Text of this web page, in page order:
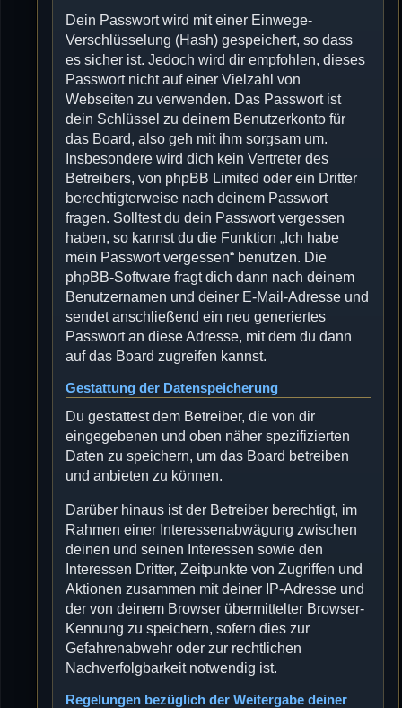
Dein Passwort wird mit einer Einwege-
Verschlüsselung (Hash) gespeichert, so dass
es sicher ist. Jedoch wird dir empfohlen, dieses
Passwort nicht auf einer Vielzahl von
Webseiten zu verwenden. Das Passwort ist
dein Schlüssel zu deinem Benutzerkonto für
das Board, also geh mit ihm sorgsam um.
Insbesondere wird dich kein Vertreter des
Betreibers, von phpBB Limited oder ein Dritter
berechtigterweise nach deinem Passwort
fragen. Solltest du dein Passwort vergessen
haben, so kannst du die Funktion „Ich habe
mein Passwort vergessen“ benutzen. Die
phpBB-Software fragt dich dann nach deinem
Benutzernamen und deiner E-Mail-Adresse und
sendet anschließend ein neu generiertes
Passwort an diese Adresse, mit dem du dann
auf das Board zugreifen kannst.
Gestattung der Datenspeicherung
Du gestattest dem Betreiber, die von dir
eingegebenen und oben näher spezifizierten
Daten zu speichern, um das Board betreiben
und anbieten zu können.
Darüber hinaus ist der Betreiber berechtigt, im
Rahmen einer Interessenabwägung zwischen
deinen und seinen Interessen sowie den
Interessen Dritter, Zeitpunkte von Zugriffen und
Aktionen zusammen mit deiner IP-Adresse und
der von deinem Browser übermittelter Browser-
Kennung zu speichern, sofern dies zur
Gefahrenabwehr oder zur rechtlichen
Nachverfolgbarkeit notwendig ist.
Regelungen bezüglich der Weitergabe deiner